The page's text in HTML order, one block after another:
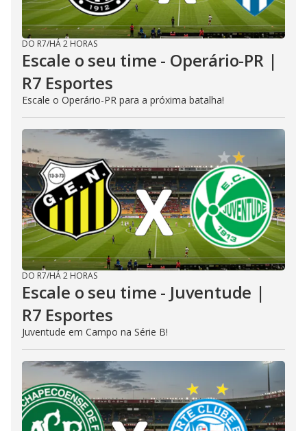
DO R7/HÁ 2 HORAS
Escale o seu time - Operário-PR |
R7 Esportes
Escale o Operário-PR para a próxima batalha!
DO R7/HÁ 2 HORAS
Escale o seu time - Juventude |
R7 Esportes
Juventude em Campo na Série B!